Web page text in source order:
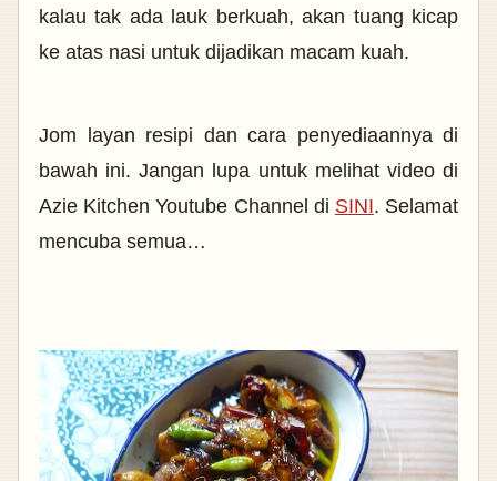
kalau tak ada lauk berkuah, akan tuang kicap
ke atas nasi untuk dijadikan macam kuah.
Jom layan resipi dan cara penyediaannya di
bawah ini. Jangan lupa untuk melihat video di
Azie Kitchen Youtube Channel di SINI. Selamat
mencuba semua…